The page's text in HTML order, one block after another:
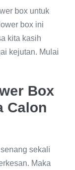
box untuk
box ini
kita kasih
kejutan. Mulai
Box
Calon
sekali
Maka